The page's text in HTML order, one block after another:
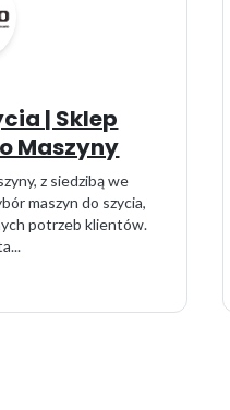
| Sklep
Maszyny
z siedzibą we
maszyn do szycia,
potrzeb klientów.